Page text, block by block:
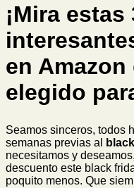
¡Mira
en
elegido
Seamos sinceros, todos
semanas previas al
necesitamos y
descuento este black
poquito menos. Que